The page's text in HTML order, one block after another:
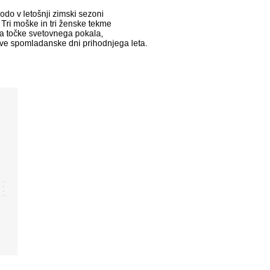
v letošnji zimski sezoni
moške in tri ženske tekme
točke svetovnega pokala,
spomladanske dni prihodnjega leta.